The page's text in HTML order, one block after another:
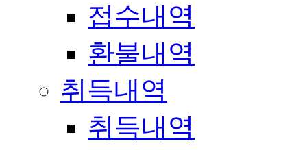
접수내역
환불내역
취득내역
취득내역